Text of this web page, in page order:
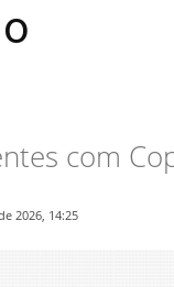
com
2026, 14:25